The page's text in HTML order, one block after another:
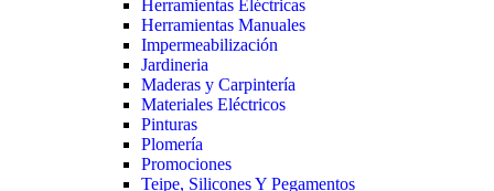
Herramientas Eléctricas
Herramientas Manuales
Impermeabilización
Jardineria
Maderas y Carpintería
Materiales Eléctricos
Pinturas
Plomería
Promociones
Teipe, Silicones Y Pegamentos